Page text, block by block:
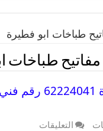
طباخات ابو فطيرة
مفاتيح طباخات
تصليح طباخات
التعليقات